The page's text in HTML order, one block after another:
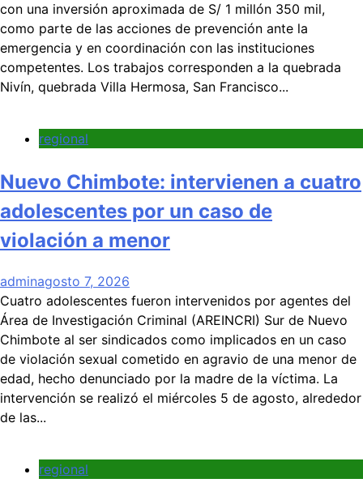
con una inversión aproximada de S/ 1 millón 350 mil,
como parte de las acciones de prevención ante la
emergencia y en coordinación con las instituciones
competentes. Los trabajos corresponden a la quebrada
Nivín, quebrada Villa Hermosa, San Francisco...
regional
Nuevo Chimbote: intervienen a cuatro
adolescentes por un caso de
violación a menor
adminagosto 7, 2026
Cuatro adolescentes fueron intervenidos por agentes del
Área de Investigación Criminal (AREINCRI) Sur de Nuevo
Chimbote al ser sindicados como implicados en un caso
de violación sexual cometido en agravio de una menor de
edad, hecho denunciado por la madre de la víctima. La
intervención se realizó el miércoles 5 de agosto, alrededor
de las...
regional